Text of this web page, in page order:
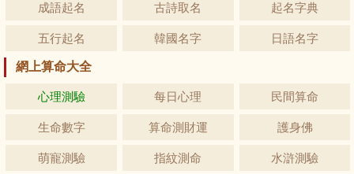
成語起名 古詩取名 起名字典
五行起名 韓國名字 日語名字
網上算命大全
心理測驗 每日心理 民間算命
生命數字 算命測財運 護身佛
萌寵測驗 指紋測命 水滸測驗